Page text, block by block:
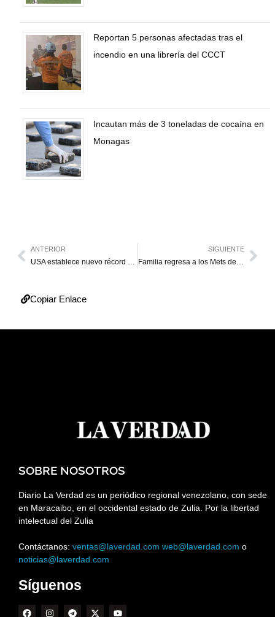
Reportan 5 personas afectadas tras el
incendio en una librería del CCCT
Incautan más de 3 toneladas de cocaína en
Monagas
ANTERIOR
USA establece nuevo récord del Mundo en 4×50
SIGUIENTE
Familia regresa a los Mets de Nueva York
Copiar Enlace
SOBRE NOSOTROS
Diario La Verdad es un periódico regional venezolano, con sede
en Maracaibo, en el occidental estado de Zulia. Por la libertad
intelectual del Zulia
Contáctanos: ventas@laverdad.com web@laverdad.com o
noticias@laverdad.com
Síguenos